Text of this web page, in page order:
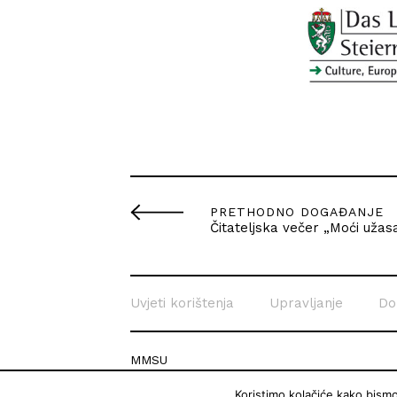
PRETHODNO DOGAĐANJE
Čitateljska večer „Moći
Uvjeti korištenja Upravljanje
MMSU